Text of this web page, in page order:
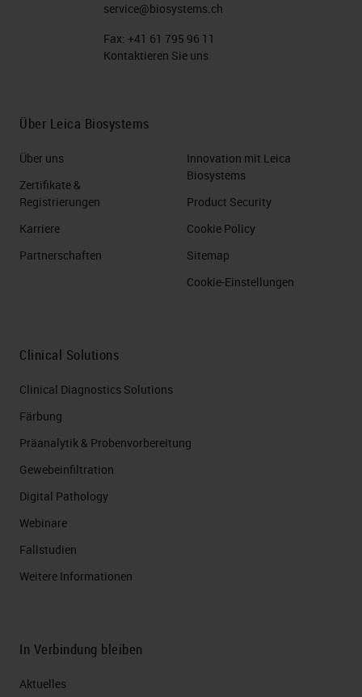
service@biosystems.ch
Fax: +41 61 795 96 11
Kontaktieren Sie uns
Über Leica Biosystems
Über uns
Zertifikate &
Registrierungen
Karriere
Partnerschaften
Innovation mit Leica
Biosystems
Product Security
Cookie Policy
Sitemap
Cookie-Einstellungen
Clinical Solutions
Clinical Diagnostics Solutions
Färbung
Präanalytik & Probenvorbereitung
Gewebeinfiltration
Digital Pathology
Webinare
Fallstudien
Weitere Informationen
In Verbindung bleiben
Aktuelles